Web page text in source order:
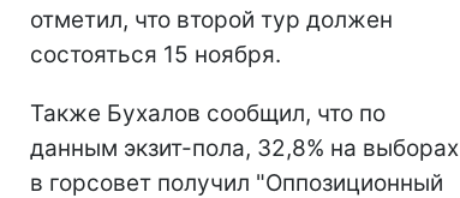
отметил, что второй тур должен
состояться 15 ноября.
Также Бухалов сообщил, что по
данным экзит-пола, 32,8% на выборах
в горсовет получил "Оппозиционный